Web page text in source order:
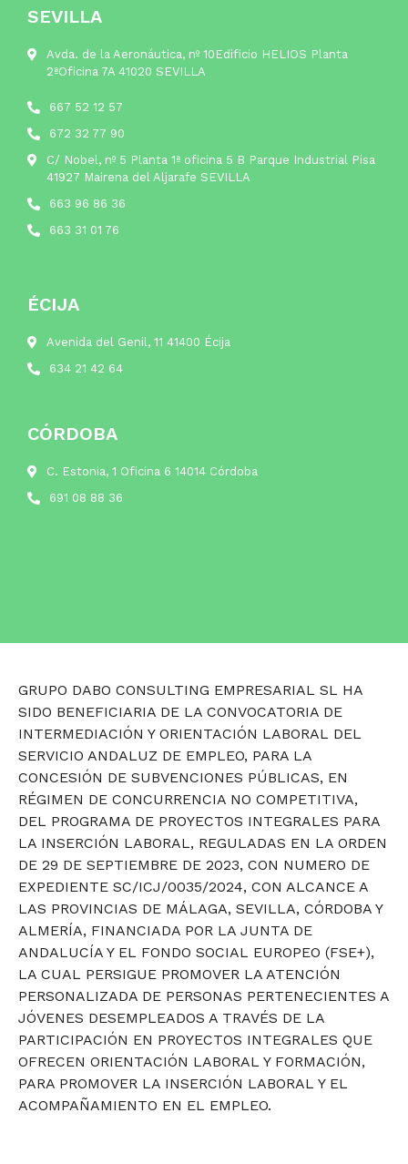
SEVILLA
Avda. de la Aeronáutica, nº 10Edificio HELIOS Planta
2ªOficina 7A 41020 SEVILLA
667 52 12 57
672 32 77 90
C/ Nobel, nº 5 Planta 1ª oficina 5 B Parque Industrial Pisa
41927 Mairena del Aljarafe SEVILLA
663 96 86 36
663 31 01 76
ÉCIJA
Avenida del Genil, 11 41400 Écija
634 21 42 64
CÓRDOBA
C. Estonia, 1 Oficina 6 14014 Córdoba
691 08 88 36
GRUPO DABO CONSULTING EMPRESARIAL SL HA
SIDO BENEFICIARIA DE LA CONVOCATORIA DE
INTERMEDIACIÓN Y ORIENTACIÓN LABORAL DEL
SERVICIO ANDALUZ DE EMPLEO, PARA LA
CONCESIÓN DE SUBVENCIONES PÚBLICAS, EN
RÉGIMEN DE CONCURRENCIA NO COMPETITIVA,
DEL PROGRAMA DE PROYECTOS INTEGRALES PARA
LA INSERCIÓN LABORAL, REGULADAS EN LA ORDEN
DE 29 DE SEPTIEMBRE DE 2023, CON NUMERO DE
EXPEDIENTE SC/ICJ/0035/2024, CON ALCANCE A
LAS PROVINCIAS DE MÁLAGA, SEVILLA, CÓRDOBA Y
ALMERÍA, FINANCIADA POR LA JUNTA DE
ANDALUCÍA Y EL FONDO SOCIAL EUROPEO (FSE+),
LA CUAL PERSIGUE PROMOVER LA ATENCIÓN
PERSONALIZADA DE PERSONAS PERTENECIENTES A
JÓVENES DESEMPLEADOS A TRAVÉS DE LA
PARTICIPACIÓN EN PROYECTOS INTEGRALES QUE
OFRECEN ORIENTACIÓN LABORAL Y FORMACIÓN,
PARA PROMOVER LA INSERCIÓN LABORAL Y EL
ACOMPAÑAMIENTO EN EL EMPLEO.